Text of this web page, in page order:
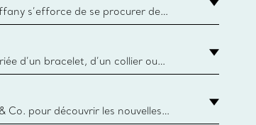
de sources durables et de
s’efforce de se procurer de
précieux utilisés dans la
apprendre davantage
d’un bracelet, d’un collier ou
des tailles de Tiffany & Co.
Co. pour découvrir les nouvelles